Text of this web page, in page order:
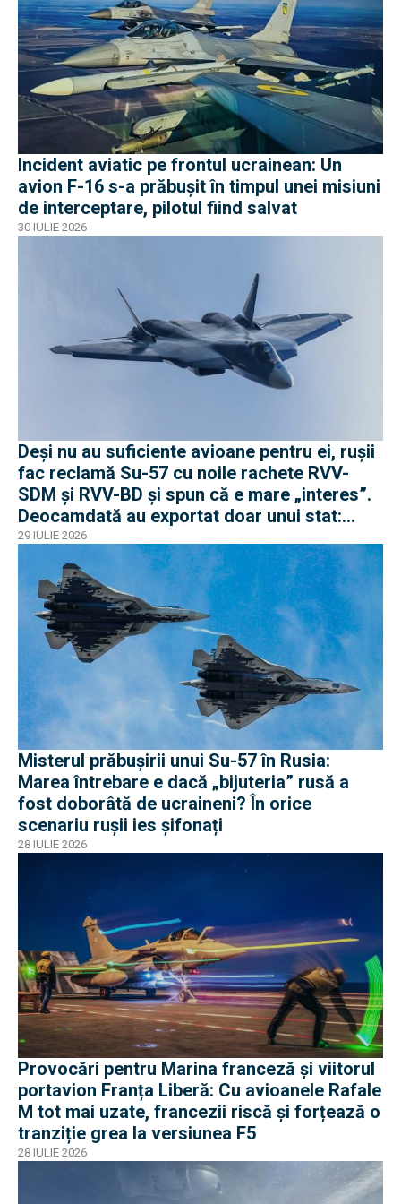
Incident aviatic pe frontul ucrainean: Un
avion F-16 s-a prăbușit în timpul unei misiuni
de interceptare, pilotul fiind salvat
30 IULIE 2026
Deși nu au suficiente avioane pentru ei, rușii
fac reclamă Su-57 cu noile rachete RVV-
SDM și RVV-BD și spun că e mare „interes”.
Deocamdată au exportat doar unui stat:
Algeria
29 IULIE 2026
Misterul prăbușirii unui Su-57 în Rusia:
Marea întrebare e dacă „bijuteria” rusă a
fost doborâtă de ucraineni? În orice
scenariu rușii ies șifonați
28 IULIE 2026
Provocări pentru Marina franceză și viitorul
portavion Franța Liberă: Cu avioanele Rafale
M tot mai uzate, francezii riscă și forțează o
tranziție grea la versiunea F5
28 IULIE 2026